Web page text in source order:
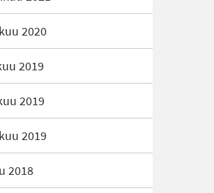
2020
2019
2019
2019
2018